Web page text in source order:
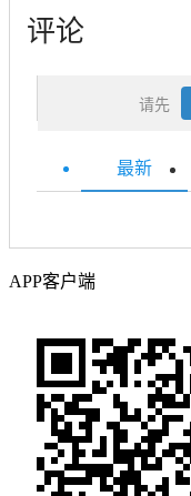
评论
请先
最新
APP客户端